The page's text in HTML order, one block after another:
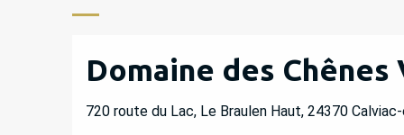
Domaine des Chênes
720 route du Lac, Le Braulen Haut, 24370